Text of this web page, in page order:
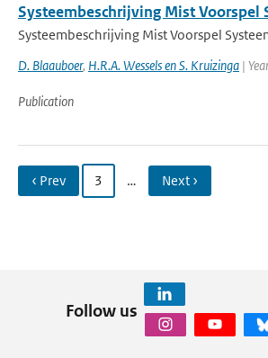
Systeembeschrijving Mist Voorspel
Systeembeschrijving Mist Voorspel
D. Blaauboer, H.R.A. Wessels en S. Kruizinga |
Publication
‹ Prev 3 … Next ›
Follow us